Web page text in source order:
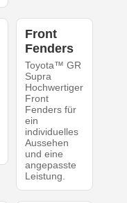
Front
Fenders
Toyota™ GR
Supra
Hochwertiger
Front
Fenders für
ein
individuelles
Aussehen
und eine
angepasste
Leistung.